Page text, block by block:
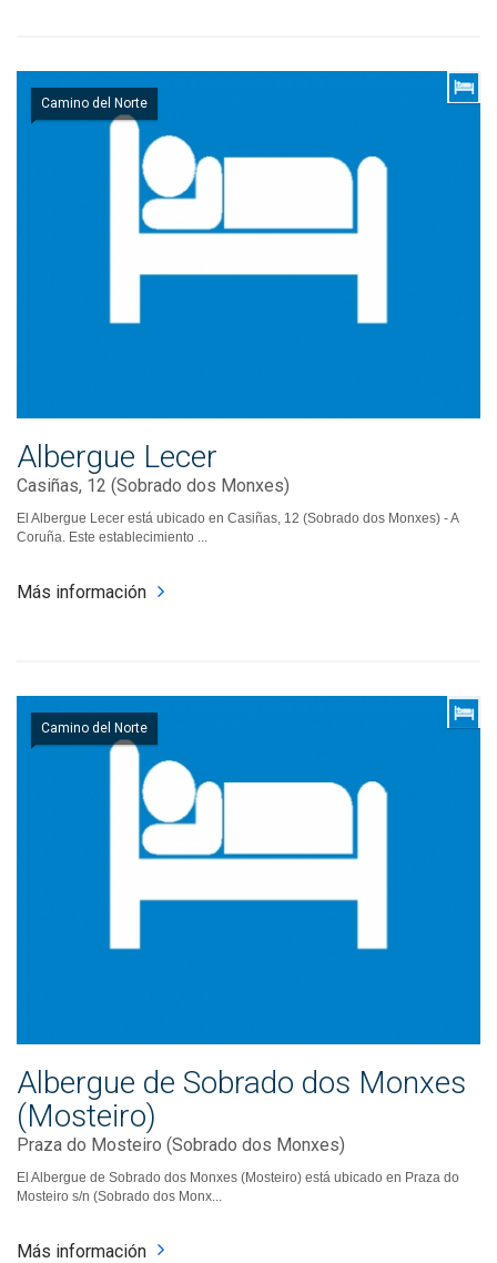
Camino del Norte
Albergue Lecer
Casiñas, 12 (Sobrado dos Monxes)
El Albergue Lecer está ubicado en Casiñas, 12 (Sobrado dos Monxes) - A
Coruña. Este establecimiento ...
Más información
Camino del Norte
Albergue de Sobrado dos Monxes
(Mosteiro)
Praza do Mosteiro (Sobrado dos Monxes)
El Albergue de Sobrado dos Monxes (Mosteiro) está ubicado en Praza do
Mosteiro s/n (Sobrado dos Monx...
Más información